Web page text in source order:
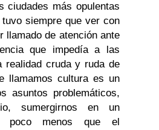
ciudades más opulentas
siempre que ver con
llamado de atención ante
que impedía a las
realidad cruda y ruda de
llamamos cultura es un
asuntos problemáticos,
sumergirnos en un
poco menos que el